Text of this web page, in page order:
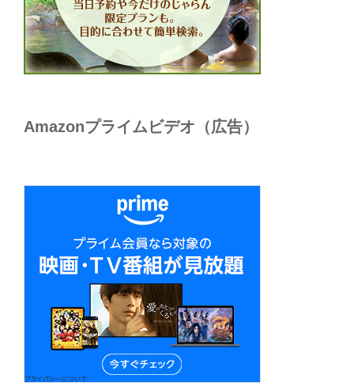
Amazonプライムビデオ（広告）